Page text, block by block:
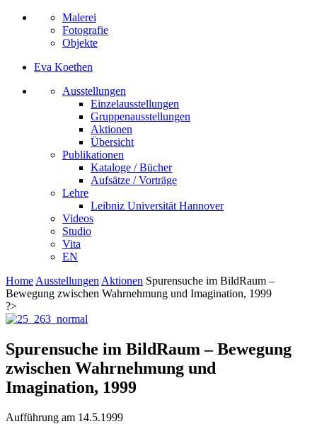
Malerei
Fotografie
Objekte
Eva Koethen
Ausstellungen
Einzelausstellungen
Gruppenausstellungen
Aktionen
Übersicht
Publikationen
Kataloge / Bücher
Aufsätze / Vorträge
Lehre
Leibniz Universität Hannover
Videos
Studio
Vita
EN
Home Ausstellungen Aktionen Spurensuche im BildRaum –
Bewegung zwischen Wahrnehmung und Imagination, 1999
?>
Spurensuche im BildRaum – Bewegung
zwischen Wahrnehmung und
Imagination, 1999
Aufführung am 14.5.1999